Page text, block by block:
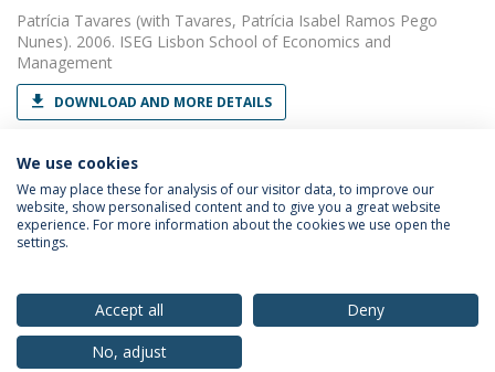
Patrícia Tavares (with Tavares, Patrícia Isabel Ramos Pego
Nunes). 2006. ISEG Lisbon School of Economics and
Management
DOWNLOAD AND MORE DETAILS
Privacy Policy
© 2026 Universidade Católica Portuguesa
We use cookies
We may place these for analysis of our visitor data, to improve our
website, show personalised content and to give you a great website
experience. For more information about the cookies we use open the
settings.
Accept all
Deny
No, adjust